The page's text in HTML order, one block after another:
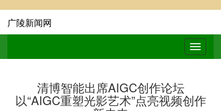
广陵新闻网
清博智能出席AIGC创作论坛
以“AIGC重塑光影艺术”点亮视频创作